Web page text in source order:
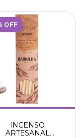
OFF
INCENSO
ARTESANAL